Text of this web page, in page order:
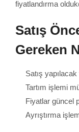
fiyatlandırma
Satış
Gereken
Satış
Tartım işlemi
Fiyatlar güncel
Ayrıştırma